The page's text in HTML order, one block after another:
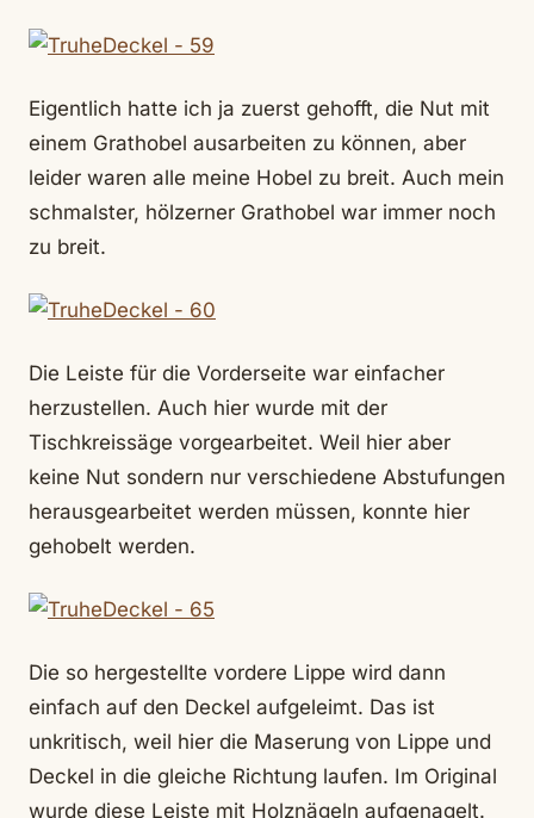
Eigentlich hatte ich ja zuerst gehofft, die Nut mit
einem Grathobel ausarbeiten zu können, aber
leider waren alle meine Hobel zu breit. Auch mein
schmalster, hölzerner Grathobel war immer noch
zu breit.
Die Leiste für die Vorderseite war einfacher
herzustellen. Auch hier wurde mit der
Tischkreissäge vorgearbeitet. Weil hier aber
keine Nut sondern nur verschiedene Abstufungen
herausgearbeitet werden müssen, konnte hier
gehobelt werden.
Die so hergestellte vordere Lippe wird dann
einfach auf den Deckel aufgeleimt. Das ist
unkritisch, weil hier die Maserung von Lippe und
Deckel in die gleiche Richtung laufen. Im Original
wurde diese Leiste mit Holznägeln aufgenagelt.